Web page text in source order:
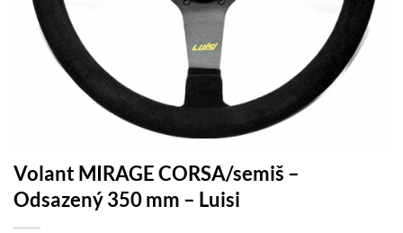
Volant MIRAGE CORSA/semiš –
Odsazený 350 mm – Luisi